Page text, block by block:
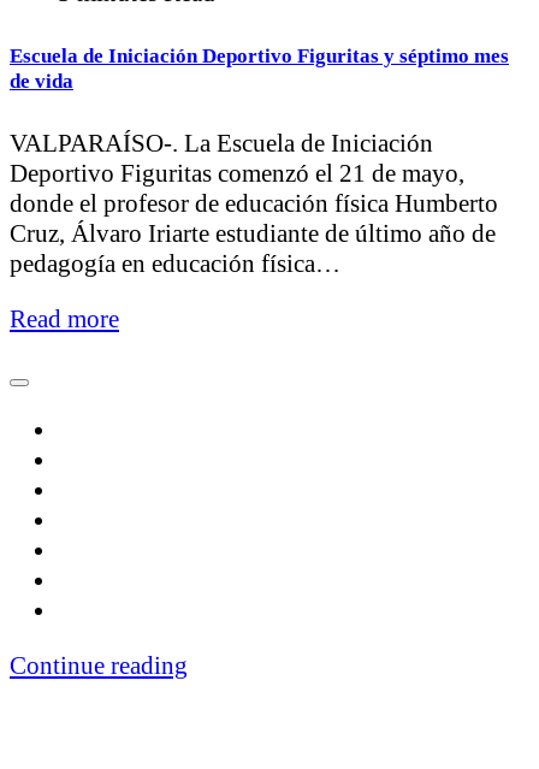
Escuela de Iniciación Deportivo Figuritas y séptimo mes
de vida
VALPARAÍSO-. La Escuela de Iniciación
Deportivo Figuritas comenzó el 21 de mayo,
donde el profesor de educación física Humberto
Cruz, Álvaro Iriarte estudiante de último año de
pedagogía en educación física…
Read more
Continue reading